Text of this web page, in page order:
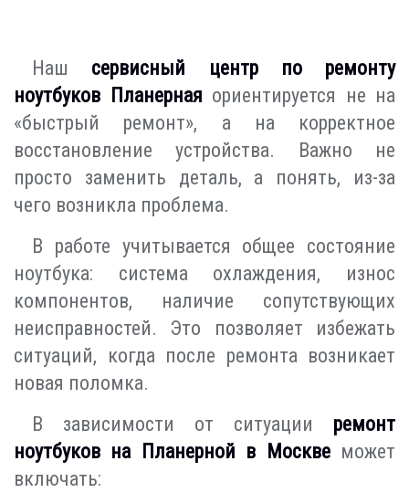
Наш сервисный центр по ремонту
ноутбуков Планерная ориентируется не на
«быстрый ремонт», а на корректное
восстановление устройства. Важно не
просто заменить деталь, а понять, из-за
чего возникла проблема.
В работе учитывается общее состояние
ноутбука: система охлаждения, износ
компонентов, наличие сопутствующих
неисправностей. Это позволяет избежать
ситуаций, когда после ремонта возникает
новая поломка.
В зависимости от ситуации ремонт
ноутбуков на Планерной в Москвеможет
включать: